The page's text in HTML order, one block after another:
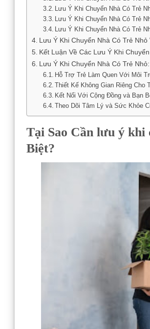
Lưu Ý Khi Chuyển Nhà Có Trẻ
Lưu Ý Khi Chuyển Nhà Có Trẻ
Lưu Ý Khi Chuyển Nhà Có Trẻ
Lưu Ý Khi Chuyển Nhà Có Trẻ
Kết Luận Về Các Lưu Ý Khi
Lưu Ý Khi Chuyển Nhà Có Trẻ
Hỗ Trợ Trẻ Làm Quen Với Môi
Thiết Kế Không Gian Riêng Cho
Kết Nối Với Cộng Đồng và Bạn
Theo Dõi Tâm Lý và Sức Khỏe
Tại Sao Cần lưu ý
Biệt?